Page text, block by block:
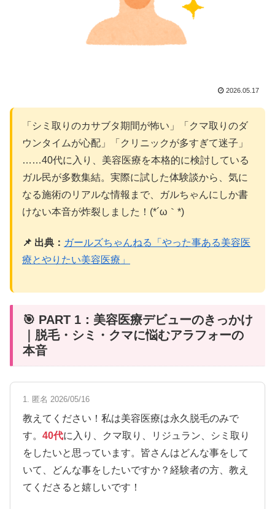
2026.05.17
「シミ取りのカサブタ期間が怖い」「クマ取りのダ
ウンタイムが心配」「クリニックが多すぎて迷子」
……40代に入り、美容医療を本格的に検討している
ガル民が多数集結。実際に試した体験談から、気に
なる施術のリアルな情報まで、ガルちゃんにしか書
けない本音が炸裂しました！(*´ω｀*)
📌 出典： ガールズちゃんねる「やった事ある美容医
療とやりたい美容医療」
🎯 PART 1：美容医療デビューのきっかけ
｜脱毛・シミ・クマに悩むアラフォーの
本音
1. 匿名 2026/05/16
教えてください！私は美容医療は永久脱毛のみで
す。 40代に入り、クマ取り、リジュラン、シミ取り
をしたいと思っています。皆さんはどんな事をして
いて、どんな事をしたいですか？経験者の方、教え
てくださると嬉しいです！